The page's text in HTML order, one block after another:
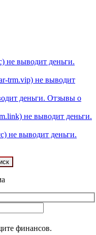
не выводит деньги.
trm.vip) не выводит
деньги. Отзывы о
не выводит деньги.
не выводит деньги.
финансов.